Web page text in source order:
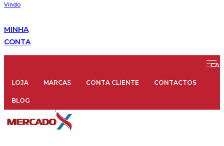
Vindo
MINHA
CONTA
LOJA MARCAS CONTA CLIENTE CONTACTOS
BLOG